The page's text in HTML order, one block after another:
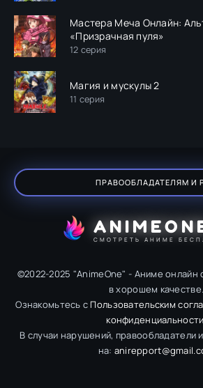
Мастера Меча Онлайн:
«Призрачная пуля»
12 серия
Магия и мускулы 2
11 серия
ПРАВООБЛАДАТЕЛЯМ И
СМОТРЕТЬ АНИМЕ
©2022-2025 "AnimeOne" - Аниме онлайн
в хорошем качестве.
Ознакомьтесь с Пользовательским
конфиденциальности
В случаи нарушений, правообладатели
на: